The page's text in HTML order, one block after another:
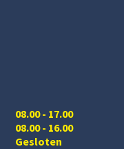
08.00 - 17.00
08.00 - 16.00
Gesloten